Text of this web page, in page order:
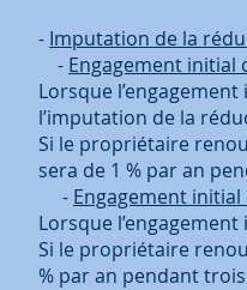
- Imputation de la
- Engagement initial
Lorsque
l’imputation de la
Si le propriétaire
sera de 1 % par an
- Engagement
Lorsque
Si le propriétaire
% par an pendant